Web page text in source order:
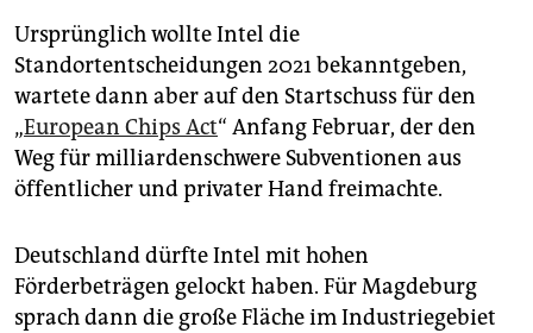
Ursprünglich wollte Intel die
Standortentscheidungen 2021 bekanntgeben,
wartete dann aber auf den Startschuss für den
„European Chips Act“ Anfang Februar, der den
Weg für milliardenschwere Subventionen aus
öffentlicher und privater Hand freimachte.
Deutschland dürfte Intel mit hohen
Förderbeträgen gelockt haben. Für Magdeburg
sprach dann die große Fläche im Industriegebiet